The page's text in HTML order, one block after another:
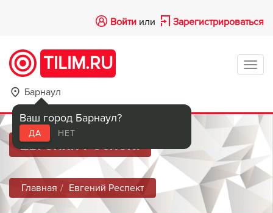
Войти или Зарегистрироваться
TILIM.RU
Барнаул
Ваш город Барнаул?
ДА НЕТ
Евгений Респект
Главная Евгений Респект